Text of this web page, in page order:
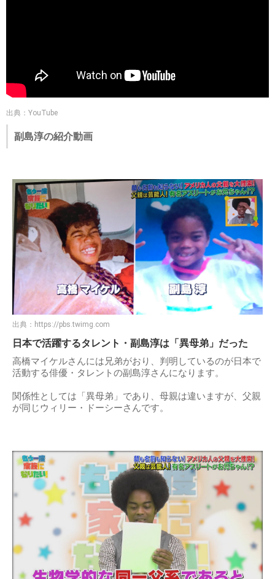
出典：YouTube
副島淳の紹介動画
出典： https://pbs.twimg.com
日本で活躍するタレント・副島淳は「異母弟」だった
高橋マイケルさんには兄弟がおり、判明しているのが日本で
活動する俳優・タレントの副島淳さんになります。
関係性としては「異母弟」であり、母親は違いますが、父親
が同じウィリー・ドーシーさんです。